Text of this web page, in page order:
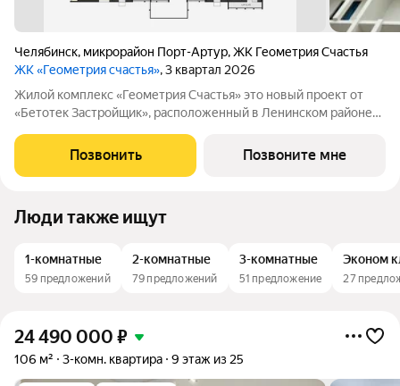
Челябинск, микрорайон Порт-Артур,ЖК Геометрия Счастья
ЖК «Геометрия счастья», 3 квартал 2026
Жилой комплекс «Геометрия Счастья» это новый проект от
«Бетотек Застройщик», расположенный в Ленинском районе
этажный дом комфорт-класса из трехслойных панелей завода
«Бетотек». В доме
Позвонить Позвоните мне
Люди также ищут
1-комнатные
59 предложений
2-комнатные
79 предложений
3-комнатные
51 предложение
Эконом
27
24 490 000 ₽
106 м² 3-комн. квартира 9 этаж из 25